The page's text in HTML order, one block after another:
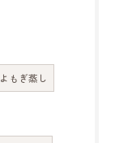
よもぎ蒸し